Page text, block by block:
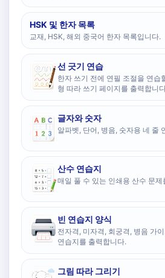
HSK 및 한자 목록
교재, HSK, 해외 중국어 한자 목록입니다.
선 긋기 연습
한자 쓰기 전에 연필 조절을 연습
형 따라 쓰기 페이지를 출력합니
글자와 숫자
알파벳, 단어, 병음, 숫자용 네 줄
산수 연습지
매일 풀 수 있는 인쇄용 산수 문
빈 연습지 양식
전자격, 미자격, 회궁격, 병음 가
연습지를 출력합니다.
그림 따라 그리기